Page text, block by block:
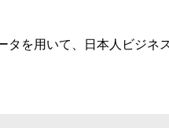
を用いて、日本人ビジネ